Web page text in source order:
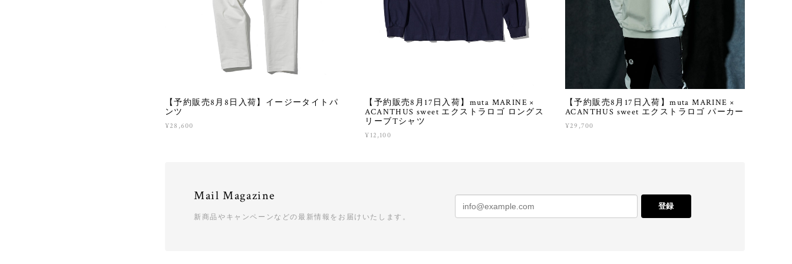
【予約販売8月8日入荷】イージータイトパ
ンツ
¥28,600
【予約販売8月17日入荷】muta MARINE ×
ACANTHUS sweet エクストラロゴ ロングス
リーブTシャツ
¥12,100
【予約販売8月17日入荷】muta MARINE ×
ACANTHUS sweet エクストラロゴ パーカー
¥29,700
Mail Magazine
新商品やキャンペーンなどの最新情報をお届けいたします。
登録